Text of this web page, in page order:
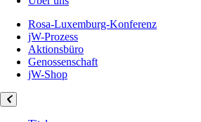
Rosa-Luxemburg-Konferenz
jW-Prozess
Aktionsbüro
Genossenschaft
jW-Shop